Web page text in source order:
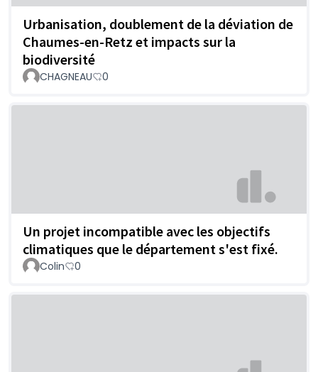
Urbanisation, doublement de la déviation de
Chaumes-en-Retz et impacts sur la
biodiversité
CHAGNEAU 0
Un projet incompatible avec les objectifs
climatiques que le département s'est fixé.
Colin 0